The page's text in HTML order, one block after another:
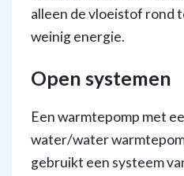
alleen de vloeistof rond
weinig energie.
Open systemen
Een warmtepomp met
water/water
gebruikt een systeem